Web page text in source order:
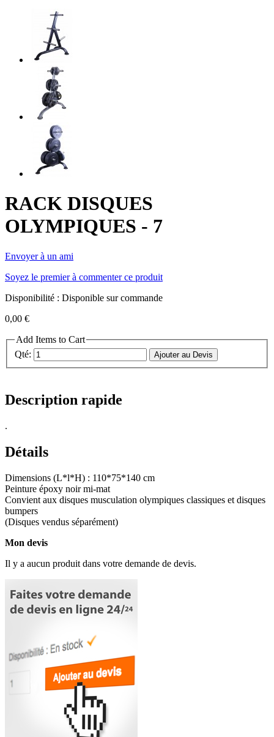
RACK DISQUES
OLYMPIQUES - 7
Envoyer à un ami
Soyez le premier à commenter ce produit
Disponibilité : Disponible sur commande
0,00 €
Add Items to Cart
Qté:
Ajouter au Devis
Description rapide
.
Détails
Dimensions (L*l*H) : 110*75*140 cm
Peinture époxy noir mi-mat
Convient aux disques musculation olympiques classiques et disques
bumpers
(Disques vendus séparément)
Mon devis
Il y a aucun produit dans votre demande de devis.